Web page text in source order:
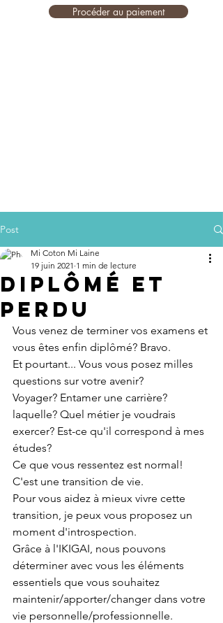
Procéder au paiement
Post
Diplômé et
perdu
Mi Coton Mi Laine
19 juin 2021 1 min de lecture
Vous venez de terminer vos examens et
vous êtes enfin diplômé? Bravo.
Et pourtant... Vous vous posez milles
questions sur votre avenir?
Voyager? Entamer une carrière?
laquelle? Quel métier je voudrais
exercer? Est-ce qu'il correspond à mes
études?
Ce que vous ressentez est normal!
C'est une transition de vie.
Pour vous aidez à mieux vivre cette
transition, je peux vous proposez un
moment d'introspection.
Grâce à l'IKIGAI, nous pouvons
déterminer avec vous les éléments
essentiels que vous souhaitez
maintenir/apporter/changer dans votre
vie personnelle/professionnelle.